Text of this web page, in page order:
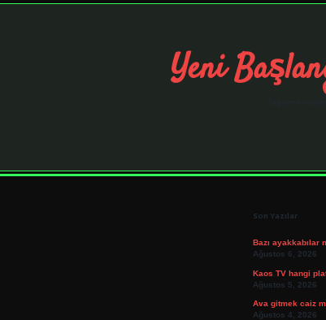
Yeni
Son Yazılar
Bazı ayakkabılar
Ağustos 6, 2026
Kaos TV hangi
Ağustos 5, 2026
Ava gitmek caiz
Ağustos 4, 2026